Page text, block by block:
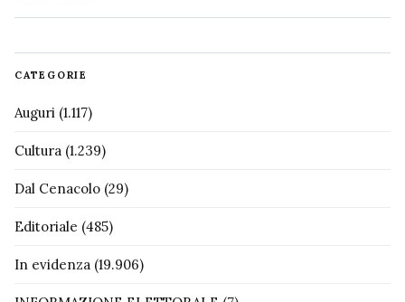
CATEGORIE
Auguri (1.117)
Cultura (1.239)
Dal Cenacolo (29)
Editoriale (485)
In evidenza (19.906)